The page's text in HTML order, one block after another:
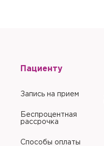
Пациенту
Запись на прием
Беспроцентная
рассрочка
Способы оплаты